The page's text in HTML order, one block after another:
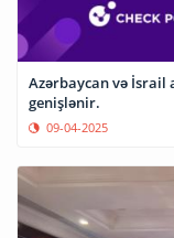
Azərbaycan və İsrail
genişlənir.
09-04-2025